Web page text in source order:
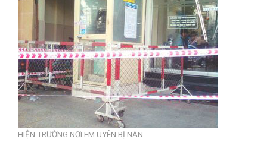
HIỆN TRƯỜNG NƠI EM UYÊN BỊ NẠN